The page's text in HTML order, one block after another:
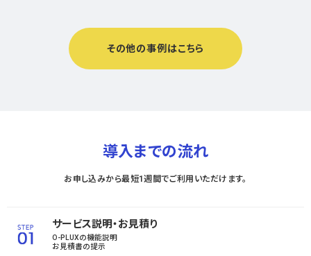
その他の事例はこちら
導入までの流れ
お申し込みから最短1週間でご利用いただけます。
サービス説明・お見積り
O-PLUXの機能説明
お見積書の提示